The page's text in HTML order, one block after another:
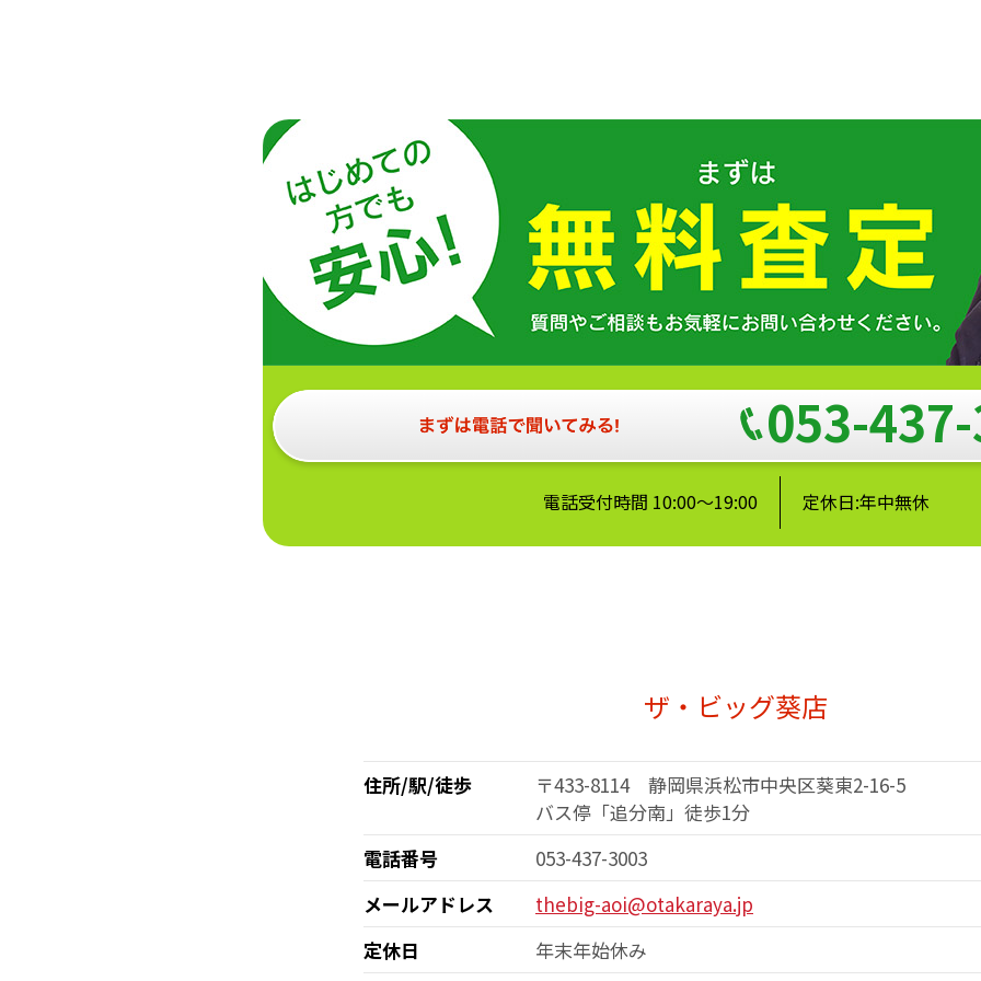
053-
電話受付時間 10:00～19:00 定休日:年中無休
ザ・ビッグ葵店
住所/駅/徒歩
〒433-8114 静岡県浜松市中央区葵東2-16-5
バス停「追分南」徒歩1分
電話番号
053-437-3003
メールアドレス
thebig-aoi@otakaraya.jp
定休日
年末年始休み